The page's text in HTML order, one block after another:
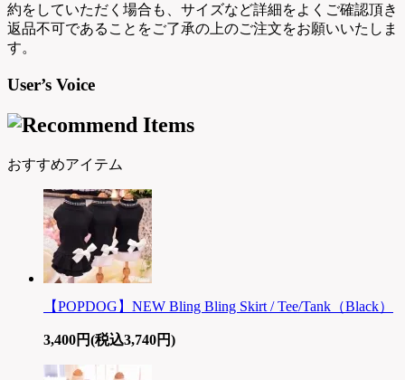
約をしていただく場合も、サイズなど詳細をよくご確認頂き
返品不可であることをご了承の上のご注文をお願いいたしま
す。
User’s Voice
おすすめアイテム
【POPDOG】NEW Bling Bling Skirt / Tee/Tank（Black）
3,400円(税込3,740円)